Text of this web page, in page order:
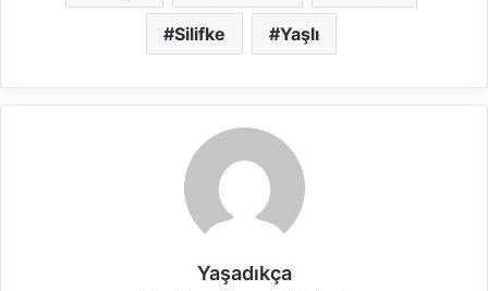
Silifke Yaşlı
Yaşadıkça